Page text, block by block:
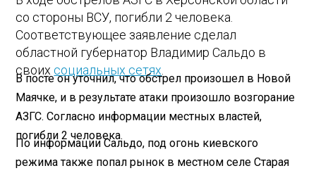
со стороны ВСУ, погибли 2 человека.
Соответствующее заявление сделал
областной губернатор Владимир Сальдо в
своих социальных сетях
В посте он уточнил, что обстрел произошел в Новой
Маячке, и в результате атаки произошло возгорание
АЗГС. Согласно информации местных властей,
погибли 2 человека.
По информации Сальдо, под огонь киевского
режима также попал рынок в местном селе Старая